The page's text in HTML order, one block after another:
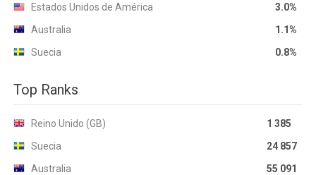
Estados Unidos de América
3.0%
Australia
1.1%
Suecia
0.8%
Top Ranks
Reino Unido (GB)
1 385
Suecia
24 857
Australia
55 091